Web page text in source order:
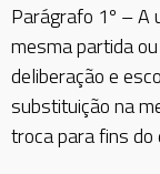
Parágrafo 1º – A
mesma partida
deliberação e
substituição na
troca para fins do